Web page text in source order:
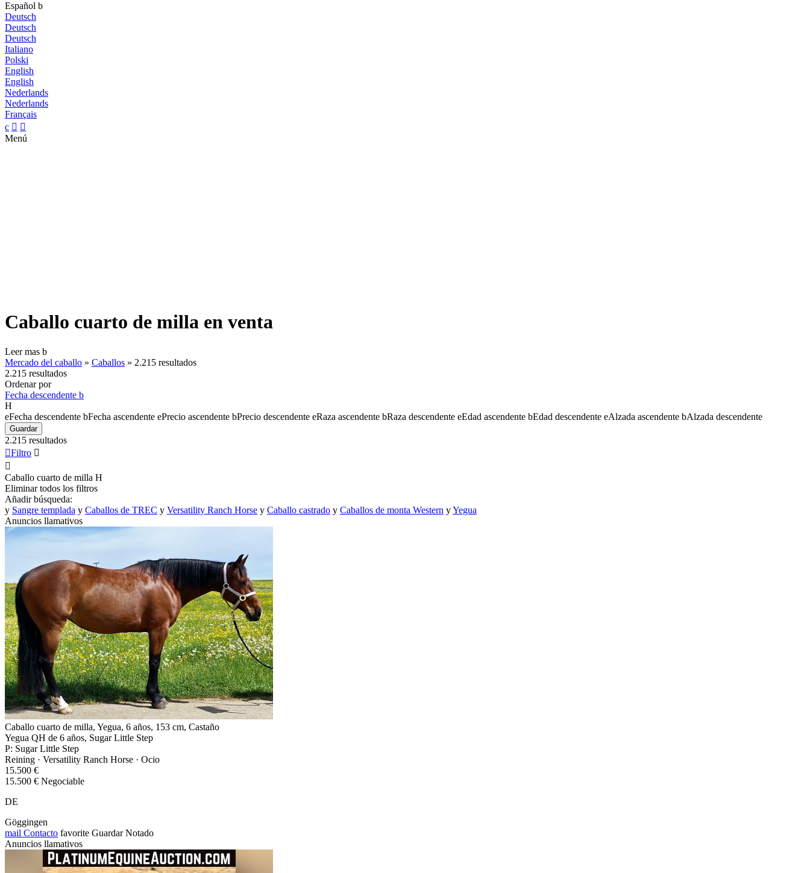
Español b
Deutsch
Deutsch
Deutsch
Italiano
Polski
English
English
Nederlands
Nederlands
Français
c  
Menú
Caballo cuarto de milla en venta
Leer mas b
Mercado del caballo » Caballos » 2.215 resultados
2.215 resultados
Ordenar por
Fecha descendente b
H
eFecha descendente bFecha ascendente ePrecio ascendente bPrecio descendente eRaza ascendente bRaza descendente eEdad ascendente bEdad descendente eAlzada ascendente bAlzada descendente
Guardar
2.215 resultados
Filtro 

Caballo cuarto de milla H
Eliminar todos los filtros
Añadir búsqueda:
y Sangre templada y Caballos de TREC y Versatility Ranch Horse y Caballo castrado y Caballos de monta Western yYegua
Anuncios llamativos
Caballo cuarto de milla, Yegua, 6 años, 153 cm, Castaño
Yegua QH de 6 años, Sugar Little Step
P: Sugar Little Step
Reining · Versatility Ranch Horse · Ocio
15.500 €
15.500 € Negociable
DE
Göggingen
mail Contacto favorite Guardar Notado
Anuncios llamativos